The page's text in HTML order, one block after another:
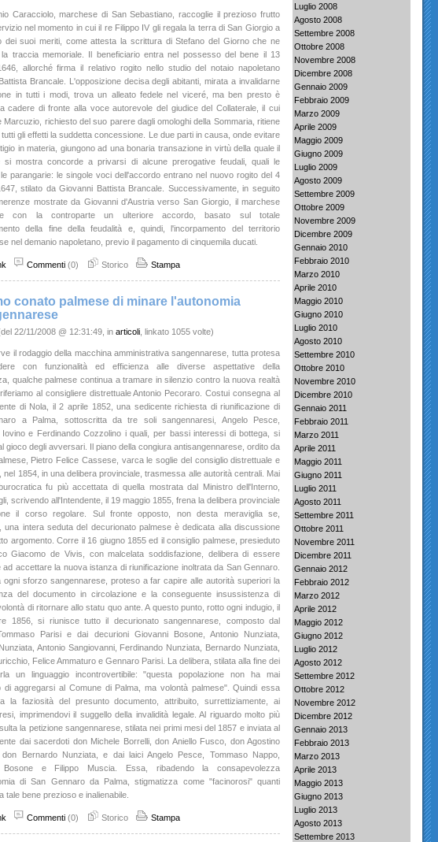
Luglio 2008
Agosto 2008
Settembre 2008
Ottobre 2008
Novembre 2008
Dicembre 2008
Gennaio 2009
Febbraio 2009
Marzo 2009
Aprile 2009
Maggio 2009
Giugno 2009
Luglio 2009
Agosto 2009
Settembre 2009
Ottobre 2009
Novembre 2009
Dicembre 2009
Gennaio 2010
Febbraio 2010
Marzo 2010
Aprile 2010
Maggio 2010
Giugno 2010
Luglio 2010
Agosto 2010
Settembre 2010
Ottobre 2010
Novembre 2010
Dicembre 2010
Gennaio 2011
Febbraio 2011
Marzo 2011
Aprile 2011
Maggio 2011
Giugno 2011
Luglio 2011
Agosto 2011
Settembre 2011
Ottobre 2011
Novembre 2011
Dicembre 2011
Gennaio 2012
Febbraio 2012
Marzo 2012
Aprile 2012
Maggio 2012
Giugno 2012
Luglio 2012
Agosto 2012
Settembre 2012
Ottobre 2012
Novembre 2012
Dicembre 2012
Gennaio 2013
Febbraio 2013
Marzo 2013
Aprile 2013
Maggio 2013
Giugno 2013
Luglio 2013
Agosto 2013
Settembre 2013
Caracciolo, marchese di San Sebastiano, raccoglie il prezioso frutto
nel momento in cui il re Filippo IV gli regala la terra di San Giorgio a
dei suoi meriti, come attesta la scrittura di Stefano del Giorno che ne
traccia memoriale. Il beneficiario entra nel possesso del bene il 13
allorché firma il relativo rogito nello studio del notaio napoletano
Brancale. L'opposizione decisa degli abitanti, mirata a invalidarne
in tutti i modi, trova un alleato fedele nel viceré, ma ben presto è
cadere di fronte alla voce autorevole del giudice del Collaterale, il cui
Marcuzio, richiesto del suo parere dagli omologhi della Sommaria, ritiene
tutti gli effetti la suddetta concessione. Le due parti in causa, onde evitare
in materia, giungono ad una bonaria transazione in virtù della quale il
si mostra concorde a privarsi di alcune prerogative feudali, quali le
parangarie: le singole voci dell'accordo entrano nel nuovo rogito del 4
stilato da Giovanni Battista Brancale. Successivamente, in seguito
mostrate da Giovanni d'Austria verso San Giorgio, il marchese
con la controparte un ulteriore accordo, basato sul totale
della fine della feudalità e, quindi, l'incorpamento del territorio
nel demanio napoletano, previo il pagamento di cinquemila ducati.
Commenti (0) Storico Stampa
conato palmese di minare l'autonomia
22/11/2008 @ 12:31:49, in articoli , linkato 1055 volte)
il rodaggio della macchina amministrativa sangennarese, tutta protesa
con funzionalità ed efficienza alle diverse aspettative della
qualche palmese continua a tramare in silenzio contro la nuova realtà
al consigliere distrettuale Antonio Pecoraro. Costui consegna al
di Nola, il 2 aprile 1852, una sedicente richiesta di riunificazione di
a Palma, sottoscritta da tre soli sangennaresi, Angelo Pesce,
Iovino e Ferdinando Cozzolino i quali, per bassi interessi di bottega, si
gioco degli avversari. Il piano della congiura antisangennarese, ordito da
Pietro Felice Cassese, varca le soglie del consiglio distrettuale e
nel 1854, in una delibera provinciale, trasmessa alle autorità centrali. Mai
fu più accettata di quella mostrata dal Ministro dell'Interno,
scrivendo all'Intendente, il 19 maggio 1855, frena la delibera provinciale
il corso regolare. Sul fronte opposto, non desta meraviglia se,
una intera seduta del decurionato palmese è dedicata alla discussione
argomento. Corre il 16 giugno 1855 ed il consiglio palmese, presieduto
Giacomo de Vivis, con malcelata soddisfazione, delibera di essere
ad accettare la nuova istanza di riunificazione inoltrata da San Gennaro.
ogni sforzo sangennarese, proteso a far capire alle autorità superiori la
del documento in circolazione e la conseguente insussistenza di
di ritornare allo statu quo ante. A questo punto, rotto ogni indugio, il
1856, si riunisce tutto il decurionato sangennarese, composto dal
Parisi e dai decurioni Giovanni Bosone, Antonio Nunziata,
Antonio Sangiovanni, Ferdinando Nunziata, Bernardo Nunziata,
Felice Ammaturo e Gennaro Parisi. La delibera, stilata alla fine dei
un linguaggio incontrovertibile: "questa popolazione non ha mai
di aggregarsi al Comune di Palma, ma volontà palmese". Quindi essa
la faziosità del presunto documento, attribuito, surrettiziamente, ai
imprimendovi il suggello della invalidità legale. Al riguardo molto più
la petizione sangennarese, stilata nei primi mesi del 1857 e inviata al
dai sacerdoti don Michele Borrelli, don Aniello Fusco, don Agostino
don Bernardo Nunziata, e dai laici Angelo Pesce, Tommaso Nappo,
Bosone e Filippo Muscia. Essa, ribadendo la consapevolezza
di San Gennaro da Palma, stigmatizza come "facinorosi" quanti
tale bene prezioso e inalienabile.
Commenti (0) Storico Stampa